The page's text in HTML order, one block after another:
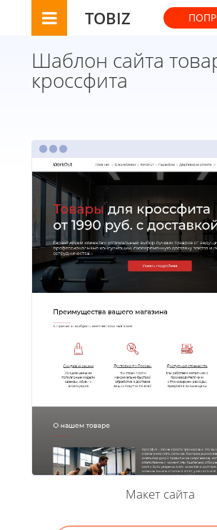
TOBIZ
Шаблон сайта
кроссфита
Макет сайта